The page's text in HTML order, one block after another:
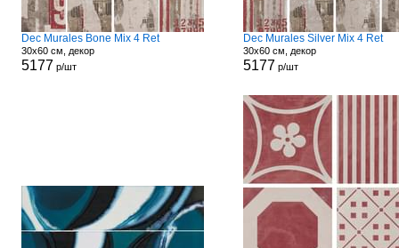
Dec Murales Bone Mix 4 Ret
30x60 см, декор
5177 р/шт
Dec Murales Silver Mix 4 Ret
30x60 см, декор
5177 р/шт